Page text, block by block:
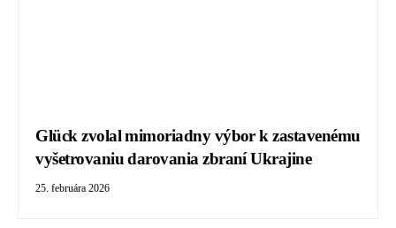
Glück zvolal mimoriadny výbor k zastavenému
vyšetrovaniu darovania zbraní Ukrajine
25. februára 2026